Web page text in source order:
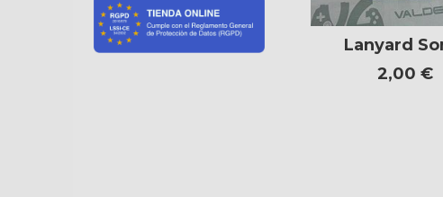
Lanyard
2,00 €